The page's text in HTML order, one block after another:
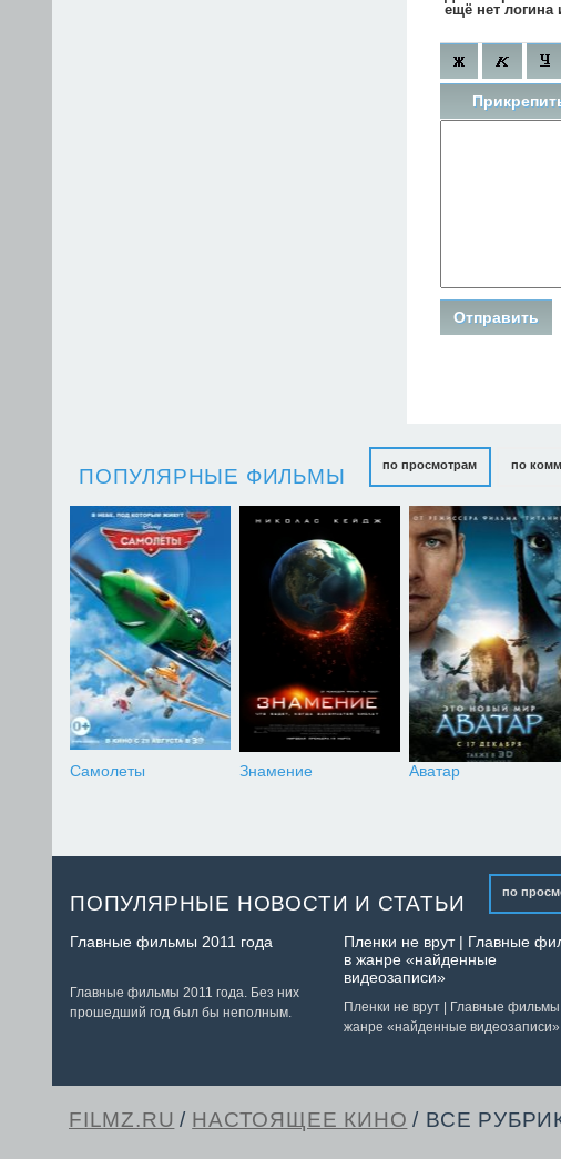
ещё нет логина
ПОПУЛЯРНЫЕ ФИЛЬМЫ по просмотрам
Самолеты Знамение Аватар
по
ПОПУЛЯРНЫЕ НОВОСТИ И СТАТЬИ по
Главные фильмы 2011 года
Главные фильмы 2011 года. Без них
прошедший год был бы неполным.
Пленки не врут | Главные
в жанре «найденные
видеозаписи»
Пленки не врут | Главные фильмы
жанре «найденные видеозаписи»
FILMZ.RU / НАСТОЯЩЕЕ КИНО / ВСЕ